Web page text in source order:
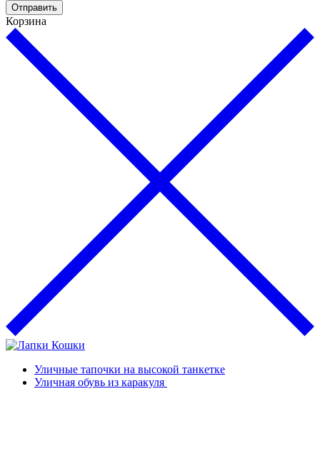
Отправить
Корзина
Уличные тапочки на высокой танкетке
Уличная обувь из каракуля